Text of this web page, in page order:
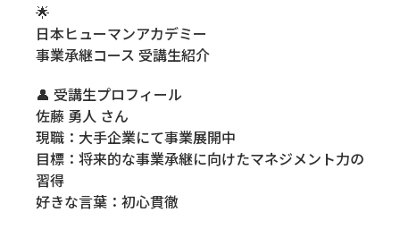
🌟
日本ヒューマンアカデミー
事業承継コース 受講生紹介
👤 受講生プロフィール
佐藤 勇人 さん
現職：大手企業にて事業展開中
目標：将来的な事業承継に向けたマネジメント力の
習得
好きな言葉：初心貫徹